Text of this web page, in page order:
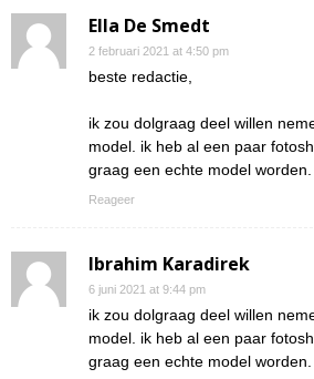
Ella De Smedt
2 februari 2021 at 4:50 pm
beste redactie,
ik zou dolgraag deel willen
model. ik heb al een paar
graag een echte model
Reageer
Ibrahim Karadirek
6 juni 2021 at 9:44 pm
ik zou dolgraag deel willen
model. ik heb al een paar
graag een echte model